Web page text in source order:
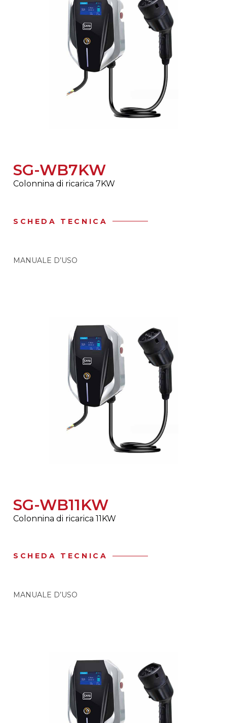
SG-WB7KW
Colonnina di ricarica 7KW
SCHEDA TECNICA
MANUALE D’USO
SG-WB11KW
Colonnina di ricarica 11KW
SCHEDA TECNICA
MANUALE D’USO